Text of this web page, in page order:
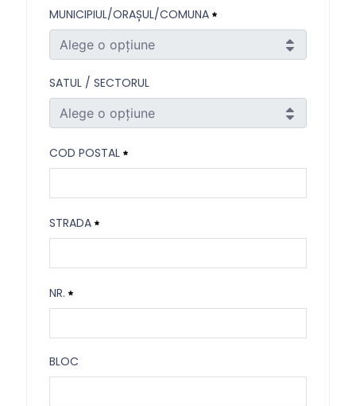
Necesitat
MUNICIPIUL/ORAȘUL/COMUNA
Alege o opțiune
Necesitat
SATUL / SECTORUL
Alege o opțiune
COD POSTAL
Necesitat
STRADA
Necesitat
NR.
Necesitat
BLOC